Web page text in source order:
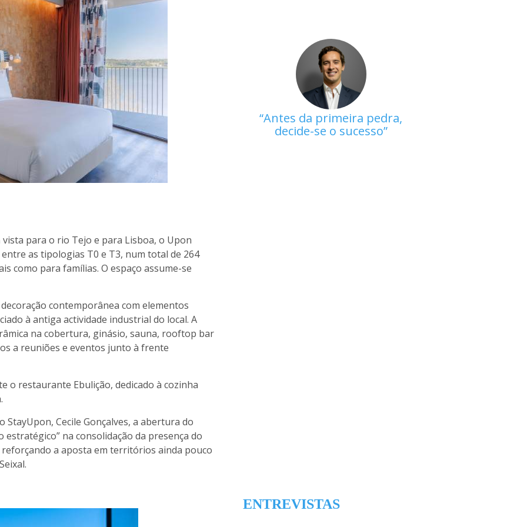
para o rio Tejo e para Lisboa, o Upon
as tipologias T0 e T3, num total de 264
como para famílias. O espaço assume-se
contemporânea com elementos
à antiga actividade industrial do local. A
na cobertura, ginásio, sauna, rooftop bar
a reuniões e eventos junto à frente
o restaurante Ebulição, dedicado à cozinha
Cecile Gonçalves, a abertura do
na consolidação da presença do
a aposta em territórios ainda pouco
Antes da primeira pedra,
decide-se o sucesso
ENTREVISTAS